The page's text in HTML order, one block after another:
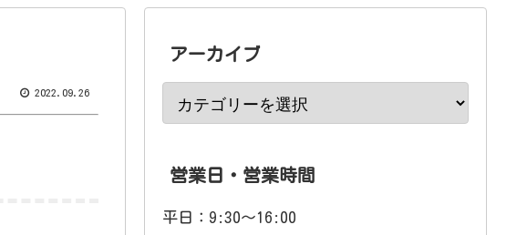
2022.09.26
アーカイブ
営業日・営業時間
平日：9:30〜16:00